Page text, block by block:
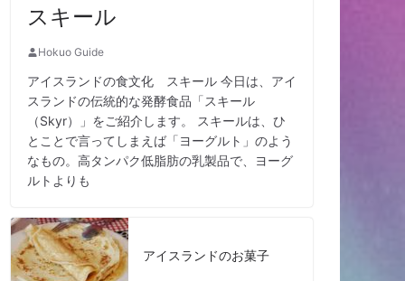
スキール
Hokuo Guide
アイスランドの食文化 スキール 今日は、アイ
スランドの伝統的な発酵食品「スキール
（Skyr）」をご紹介します。 スキールは、ひ
とことで言ってしまえば「ヨーグルト」のよう
なもの。高タンパク低脂肪の乳製品で、ヨーグ
ルトよりも
アイスランドのお菓子